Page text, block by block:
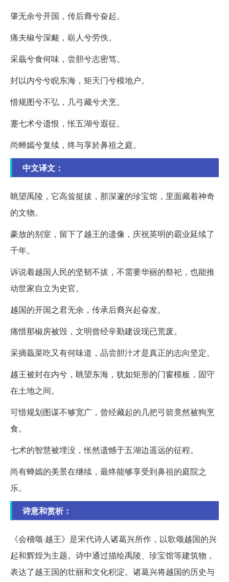
肇无余兮开国，传后裔兮奋起。
痛夫椒兮深衄，崭人兮劳佚。
采蕺兮食何味，尝胆兮志密笃。
封以内兮兮睨东海，矩天门兮模地户。
惜规图兮不弘，几弓藏兮犬烹。
蹇七术兮遗恨，怅五湖兮遐征。
尚蝉嫣兮复续，终与享於鼻祖之庭。
中文译文：
眺望禹陵，它高耸挺拔，那深邃的珍宝馆，里面藏着神奇
的文物。
豪放的别室，留下了越王的遗像，庆祝英明的霸业延续了
千年。
诉说着越国人民的坚韧不拔，不需要华丽的祭祀，也能推
动世家自立为史官。
越国的开国之君无余，传承后裔兴起奋发。
痛惜那椒房被毁，文明曾经辛勤建设现已荒废。
采摘蕺菜吃又有何味道，品尝胆汁才是真正的志向坚定。
越王被封在内兮，眺望东海，犹如矩形的门窗模板，固守
在土地之间。
可惜规划图谋不够宽广，曾经藏起的几把弓箭竟然被狗烹
食。
七术的智慧被埋没，怅然遗憾于五湖边遥远的征程。
尚有蝉嫣的美景在继续，最终能够享受到鼻祖的庭院之
乐。
诗意和赏析：
《会稽颂·越王》是宋代诗人诸葛兴所作，以歌颂越国的兴
起和辉煌为主题。诗中通过描绘禹陵、珍宝馆等建筑物，
表达了越王国的壮丽和文化积淀。诸葛兴将越国的历史与